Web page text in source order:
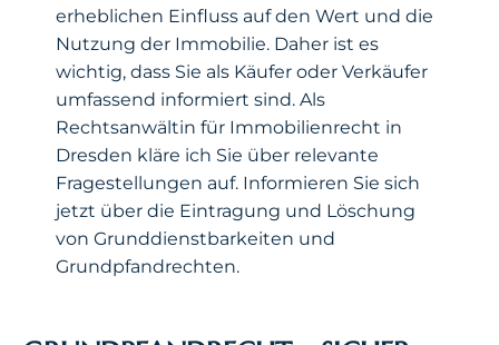
erheblichen Einfluss auf den Wert und die
Nutzung der Immobilie. Daher ist es
wichtig, dass Sie als Käufer oder Verkäufer
umfassend informiert sind. Als
Rechtsanwältin für Immobilienrecht in
Dresden kläre ich Sie über relevante
Fragestellungen auf. Informieren Sie sich
jetzt über die Eintragung und Löschung
von Grunddienstbarkeiten und
Grundpfandrechten.